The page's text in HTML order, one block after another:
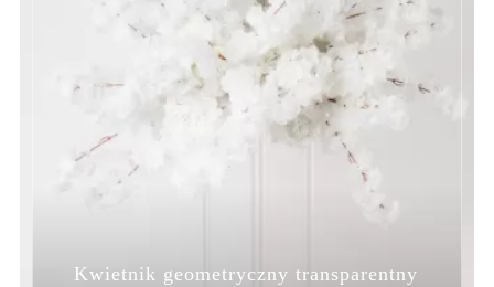
Kwietnik geometryczny transparentny